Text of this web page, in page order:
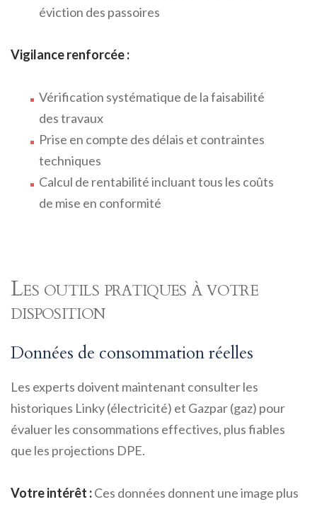
éviction des passoires
Vigilance renforcée :
Vérification systématique de la faisabilité
des travaux
Prise en compte des délais et contraintes
techniques
Calcul de rentabilité incluant tous les coûts
de mise en conformité
Les outils pratiques à votre
disposition
Données de consommation réelles
Les experts doivent maintenant consulter les
historiques Linky (électricité) et Gazpar (gaz) pour
évaluer les consommations effectives, plus fiables
que les projections DPE.
Votre intérêt :Ces données donnent une image plus